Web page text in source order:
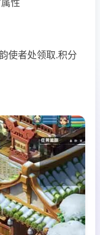
性
使者处领取.积分